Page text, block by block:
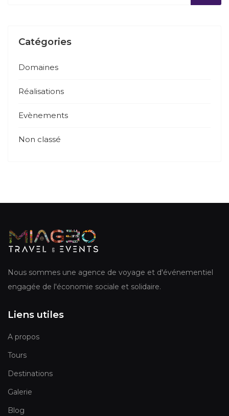
Catégories
Domaines
Réalisations
Evènements
Non classé
Nous sommes une agence de voyage et d'événementiel
engagée de l'économie sociale et solidaire.
Liens utiles
A propos
Tours
Destinations
Galerie
Blog